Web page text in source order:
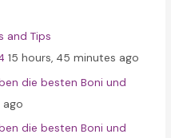
and Tips
15 hours, 45 minutes ago
die besten Boni und
ago
die besten Boni und